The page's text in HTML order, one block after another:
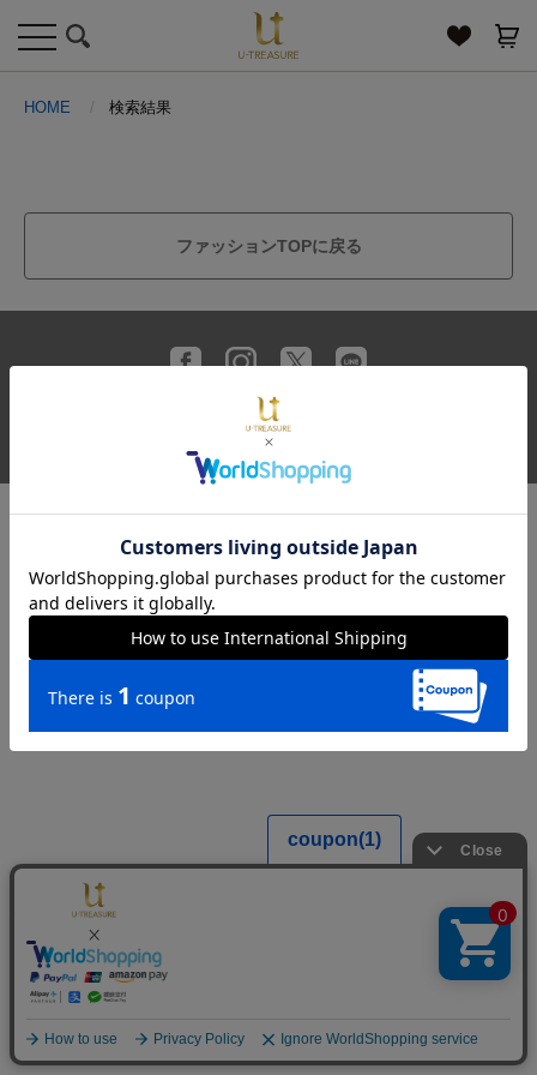
toggle
navigation
HOME 検索結果
ファッションTOPに戻る
プライバシーポリシー
特定商取引法に基づく表記
© U-TREASURE All Rights Reserved.